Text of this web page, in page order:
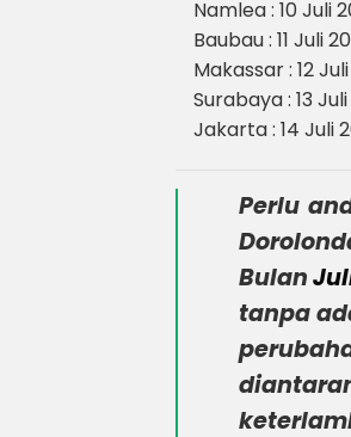
Namlea : 10 Juli
Baubau : 11 Juli
Makassar : 12
Surabaya : 13
Jakarta : 14 Juli
Perlu
Bulan
tanpa